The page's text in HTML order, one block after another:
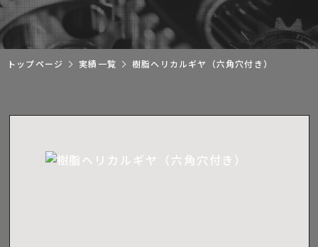
トップページ 実績一覧 樹脂ヘリカルギヤ（六角穴付き）